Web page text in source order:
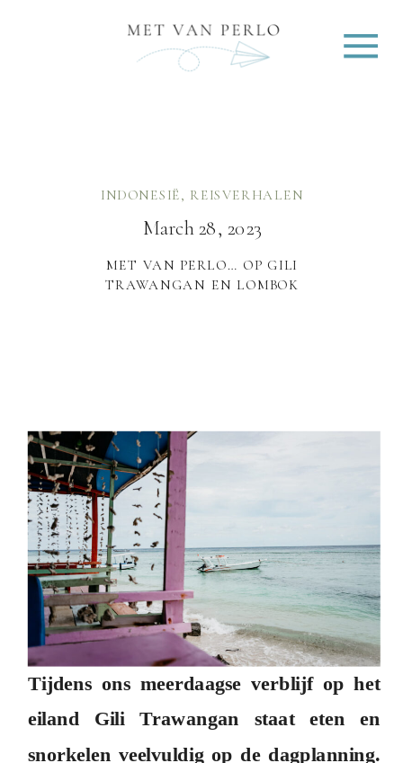
MET VAN PERLO… OP GILI
TRAWANGAN EN LOMBOK
March 28, 2023
INDONESIË REISVERHALEN
Tijdens ons meerdaagse verblijf op het
eiland Gili Trawangan staat eten en
snorkelen veelvuldig op de dagplanning.